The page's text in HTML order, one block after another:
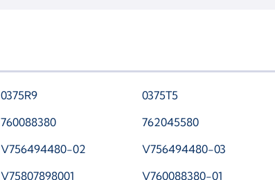
0375R9 0375T5
760088380 762045580
V756494480-02 V756494480-03
V75807898001 V760088380-01